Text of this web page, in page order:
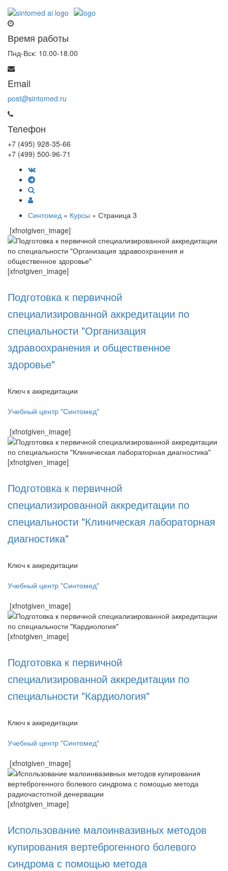
Время работы
Пнд-Вск: 10.00-18.00
Email
post@sintomed.ru
Телефон
+7 (495) 928-35-66
+7 (499) 500-96-71
Синтомед » Курсы » Страница 3
[xfnotgiven_image]
[xfnotgiven_image]
Подготовка к первичной
специализированной аккредитации по
специальности "Организация
здравоохранения и общественное
здоровье"
Ключ к аккредитации
Учебный центр "Синтомед"
[xfnotgiven_image]
[xfnotgiven_image]
Подготовка к первичной
специализированной аккредитации по
специальности "Клиническая лабораторная
диагностика"
Ключ к аккредитации
Учебный центр "Синтомед"
[xfnotgiven_image]
[xfnotgiven_image]
Подготовка к первичной
специализированной аккредитации по
специальности "Кардиология"
Ключ к аккредитации
Учебный центр "Синтомед"
[xfnotgiven_image]
[xfnotgiven_image]
Использование малоинвазивных методов
купирования вертеброгенного болевого
синдрома с помощью метода